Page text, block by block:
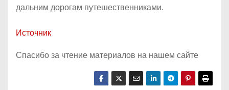
дальним дорогам путешественниками.
Источник
Спасибо за чтение материалов на нашем сайте